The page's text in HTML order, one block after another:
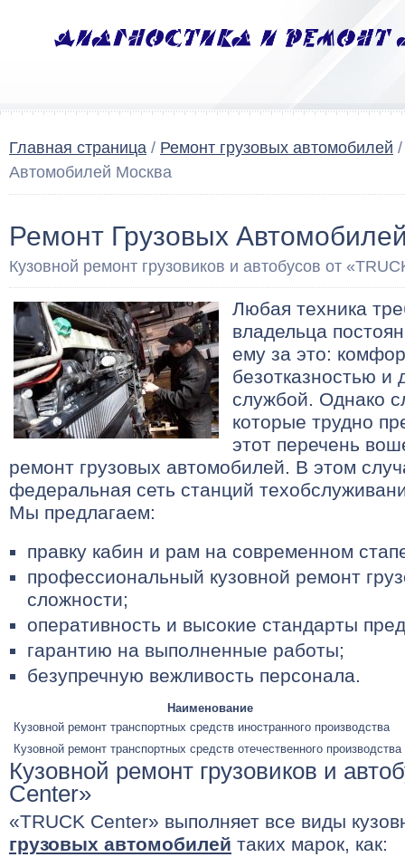
Главная страница / Ремонт грузовых автомобилей
Автомобилей Москва
Ремонт Грузовых
Кузовной ремонт грузовиков и автобусов от
Любая техника
владельца
ему за это:
безотказностью и
службой. Однако
которые трудно
этот перечень
ремонт грузовых автомобилей. В этом
федеральная сеть станций
Мы предлагаем:
правку кабин и рам на современном
профессиональный кузовной ремонт
сложности;
оперативность и высокие стандарты
гарантию на выполненные работы;
безупречную вежливость персонала.
Наименование
Кузовной ремонт транспортных средств иностранного производства
Кузовной ремонт транспортных средств отечественного производства
Кузовной ремонт грузовиков и
Center»
«TRUCK Center» выполняет все виды
грузовых автомобилей таких марок, как: